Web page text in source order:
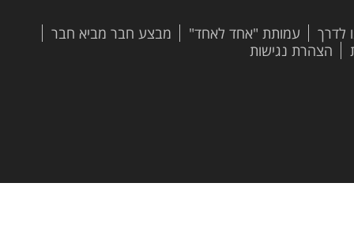
לדרך עמותת "אחד לאחד"
מבצע חבר מביא חבר
הצהרת נגישות